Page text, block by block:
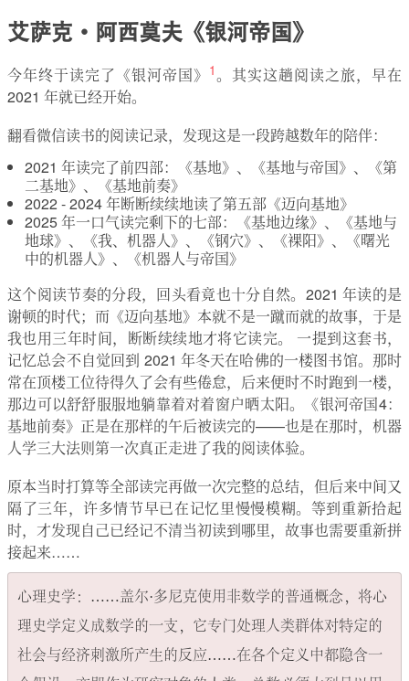
艾萨克·阿西莫夫《银河帝国》
今年终于读完了《银河帝国》 1。其实这趟阅读之旅，早在
2021 年就已经开始。
翻看微信读书的阅读记录，发现这是一段跨越数年的陪伴：
2021 年读完了前四部：《基地》、《基地与帝国》、《第
二基地》、《基地前奏》
2022 - 2024 年断断续续地读了第五部《迈向基地》
2025 年一口气读完剩下的七部：《基地边缘》、《基地与
地球》、《我、机器人》、《钢穴》、《裸阳》、《曙光
中的机器人》、《机器人与帝国》
这个阅读节奏的分段，回头看竟也十分自然。2021 年读的是
谢顿的时代；而《迈向基地》本就不是一蹴而就的故事，于是
我也用三年时间，断断续续地才将它读完。 一提到这套书，
记忆总会不自觉回到 2021 年冬天在哈佛的一楼图书馆。那时
常在顶楼工位待得久了会有些倦怠，后来便时不时跑到一楼，
那边可以舒舒服服地躺靠着对着窗户晒太阳。《银河帝国4：
基地前奏》正是在那样的午后被读完的——也是在那时，机器
人学三大法则第一次真正走进了我的阅读体验。
原本当时打算等全部读完再做一次完整的总结，但后来中间又
隔了三年，许多情节早已在记忆里慢慢模糊。等到重新拾起
时，才发现自己已经记不清当初读到哪里，故事也需要重新拼
接起来……
心理史学：……盖尔·多尼克使用非数学的普通概念，将心
理史学定义成数学的一支，它专门处理人类群体对特定的
社会与经济刺激所产生的反应……在各个定义中都隐含一